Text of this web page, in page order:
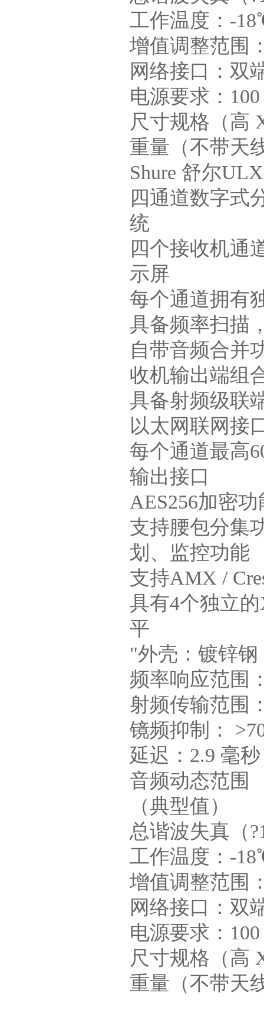
工作温度：-
增值调整范围
网络接口：双
电源要求：
尺寸规格（高
重量（不带天
Shure 舒尔
四通道数字式
统
四个接收机通
示屏
每个通道拥有
具备频率扫描
自带音频合并
收机输出端组
具备射频级联
以太网联网接
每个通道最高
输出接口
AES256加密
支持腰包分集
划、监控功能
支持AMX /
具有4个独立
平
"外壳：镀锌钢
频率响应范围
射频传输范围
镜频抑制：
延迟：2.9 毫
音频动态范围
（典型值）
总谐波失真（
工作温度：-
增值调整范围
网络接口：双
电源要求：
尺寸规格（高
重量（不带天